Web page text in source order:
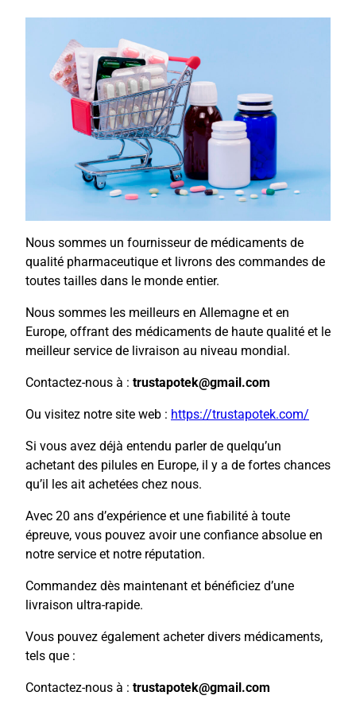
Nous sommes un fournisseur de médicaments de
qualité pharmaceutique et livrons des commandes de
toutes tailles dans le monde entier.
Nous sommes les meilleurs en Allemagne et en
Europe, offrant des médicaments de haute qualité et le
meilleur service de livraison au niveau mondial.
Contactez-nous à : trustapotek@gmail.com
Ou visitez notre site web : https://trustapotek.com/
Si vous avez déjà entendu parler de quelqu’un
achetant des pilules en Europe, il y a de fortes chances
qu’il les ait achetées chez nous.
Avec 20 ans d’expérience et une fiabilité à toute
épreuve, vous pouvez avoir une confiance absolue en
notre service et notre réputation.
Commandez dès maintenant et bénéficiez d’une
livraison ultra-rapide.
Vous pouvez également acheter divers médicaments,
tels que :
Contactez-nous à : trustapotek@gmail.com